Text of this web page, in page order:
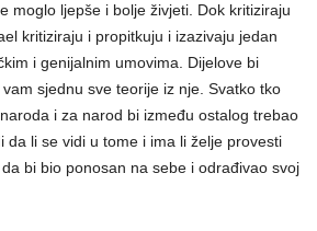
moglo ljepše i bolje živjeti. Dok kritiziraju
kritiziraju i propitkuju i izazivaju jedan
i genijalnim umovima. Dijelove bi
sjednu sve teorije iz nje. Svatko tko
i za narod bi između ostalog trebao
da li se vidi u tome i ima li želje provesti
bi bio ponosan na sebe i odrađivao svoj